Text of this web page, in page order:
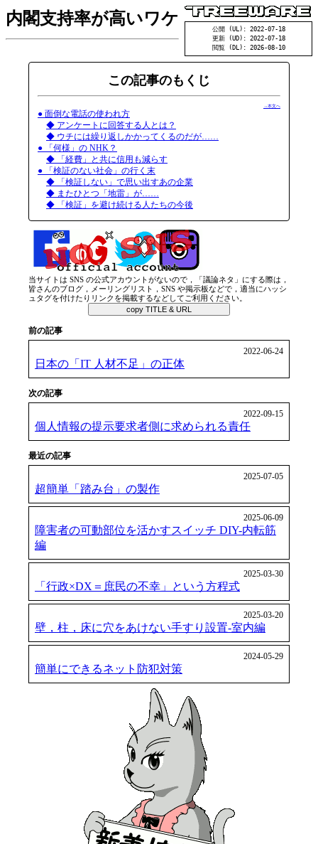
内閣支持率が高いワケ
公開 (UL): 2022-07-18
更新 (UD): 2022-07-18
閲覧 (DL): 2026-08-10
この記事のもくじ
→本文へ
● 面倒な電話の使われ方
◆ アンケートに回答する人とは？
◆ ウチには繰り返しかかってくるのだが……
● 「何様」の NHK？
◆ 「経費」と共に信用も減らす
● 「検証のない社会」の行く末
◆ 「検証しない」で思い出すあの企業
◆ またひとつ「地雷」が……
◆ 「検証」を避け続ける人たちの今後
当サイトは SNS の公式アカウントがないので，「議論ネタ」にする際は，
皆さんのブログ，メーリングリスト，SNS や掲示板などで，適当にハッシ
ュタグを付けたりリンクを掲載するなどしてご利用ください。
copy TITLE & URL
前の記事
2022-06-24
日本の「IT 人材不足」の正体
次の記事
2022-09-15
個人情報の提示要求者側に求められる責任
最近の記事
2025-07-05
超簡単「踏み台」の製作
2025-06-09
障害者の可動部位を活かすスイッチ DIY-内転筋
編
2025-03-30
「行政×DX＝庶民の不幸」という方程式
2025-03-20
壁，柱，床に穴をあけない手すり設置-室内編
2024-05-29
簡単にできるネット防犯対策